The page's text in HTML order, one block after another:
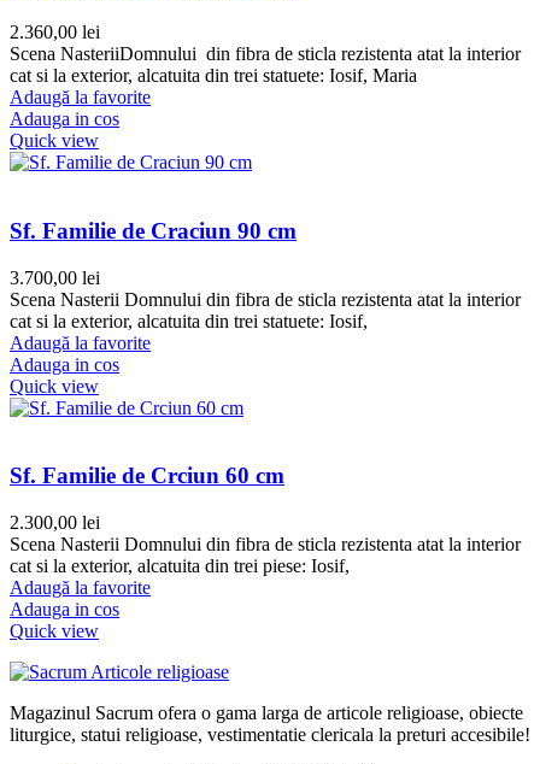
2.360,00 lei
Scena NasteriiDomnului din fibra de sticla rezistenta atat la interior
cat si la exterior, alcatuita din trei statuete: Iosif, Maria
Adaugă la favorite
Adauga in cos
Quick view
Sf. Familie de Craciun 90 cm
3.700,00 lei
Scena Nasterii Domnului din fibra de sticla rezistenta atat la interior
cat si la exterior, alcatuita din trei statuete: Iosif,
Adaugă la favorite
Adauga in cos
Quick view
Sf. Familie de Crciun 60 cm
2.300,00 lei
Scena Nasterii Domnului din fibra de sticla rezistenta atat la interior
cat si la exterior, alcatuita din trei piese: Iosif,
Adaugă la favorite
Adauga in cos
Quick view
Magazinul Sacrum ofera o gama larga de articole religioase, obiecte
liturgice, statui religioase, vestimentatie clericala la preturi accesibile!